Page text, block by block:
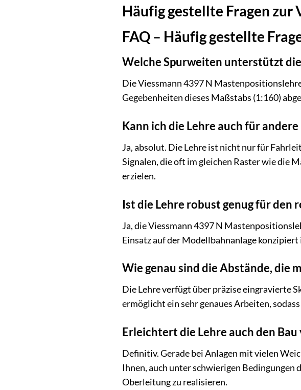
Häufig gestellte Fragen
FAQ – Häufig gestellte
Welche Spurweiten unterstützt
Die Viessmann 4397 N
Gegebenheiten dieses Maßstabs (1:160)
Kann ich die Lehre auch für
Ja, absolut. Die Lehre ist nicht nur für
Signalen, die oft im gleichen Raster wie die
erzielen.
Ist die Lehre robust genug für den
Ja, die Viessmann 4397 N
Einsatz auf der Modellbahnanlage
Wie genau sind die Abstände, die
Die Lehre verfügt über präzise eingravierte
ermöglicht ein sehr genaues Arbeiten,
Erleichtert die Lehre auch den
Definitiv. Gerade bei Anlagen mit vielen
Ihnen, auch unter schwierigen Bedingungen
Oberleitung zu realisieren.